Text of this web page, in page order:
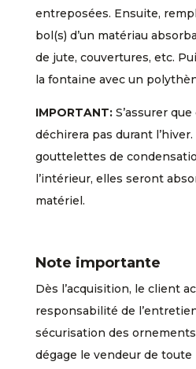
entreposées. Ensuite,
bol(s) d’un matériau
de jute, couvertures, etc.
la fontaine avec un
IMPORTANT:S’assurer
déchirera pas durant l’hiver.
gouttelettes de
l’intérieur, elles seront
matériel.
Note importante
Dès l’acquisition, le client
responsabilité de
sécurisation des
dégage le vendeur de